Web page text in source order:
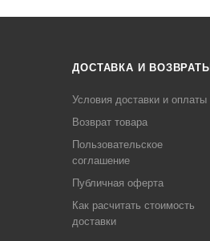
ДОСТАВКА И ВОЗВРАТЫ
Условия доставки и оплаты
Возврат товара
Пользовательское
соглашение
Публичная оферта
Как расчитать стоимость
доставки